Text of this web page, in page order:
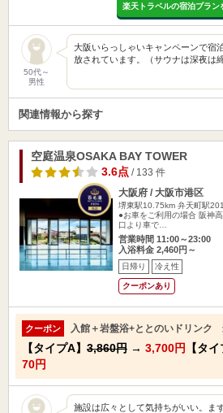
楽天トラベルの宿泊プラン
50代～
男性
大阪いらっしゃいキャンペーンで宿
放されています。（サウナは深夜は
関連情報から探す
空庭温泉OSAKA BAY TOWER
3.6点/ 133 件
大阪府 / 大阪市港区
堺東駅10.75km 弁天町駅
●お車をご利用の場合 阪神
口より車で…
営業時間 11:00～23:00
入浴料金 2,460円～
日帰り 冷え性
クーポンあり
クーポン 入館＋岩盤浴+ととのいドリンク
【タイプA】 3,860円 → 3,700円 【タイ
70円
施設は広々として気持ちがいい。ま